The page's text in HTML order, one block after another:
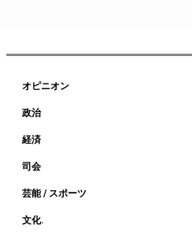
オピニオン
政治
経済
司会
芸能 / スポーツ
文化.